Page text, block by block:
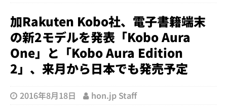
加Rakuten Kobo社、電子書籍端末
の新2モデルを発表「Kobo Aura
One」と「Kobo Aura Edition
2」、来月から日本でも発売予定
2016年8月18日 hon.jp Staff